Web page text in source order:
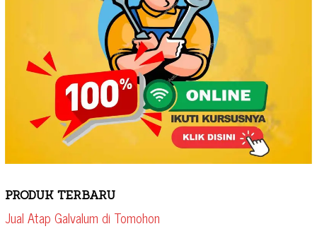
PRODUK TERBARU
Jual Atap Galvalum di Tomohon